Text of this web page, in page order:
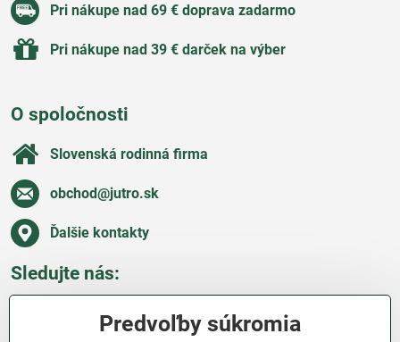
Pri nákupe nad 69 € doprava zadarmo
Pri nákupe nad 39 € darček na výber
O spoločnosti
Slovenská rodinná firma
obchod​@jutro​.sk
Ďalšie kontakty
Sledujte nás:
Predvoľby súkromia